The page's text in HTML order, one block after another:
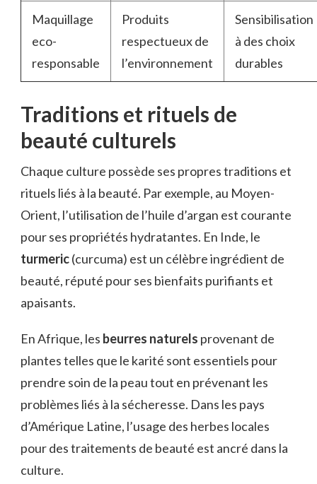
Maquillage
eco-
responsable
Produits
respectueux de
l’environnement
Sensibilisation
à des choix
durables
Traditions et rituels de
beauté culturels
Chaque culture possède ses propres traditions et
rituels liés à la beauté. Par exemple, au Moyen-
Orient, l’utilisation de l’huile d’argan est courante
pour ses propriétés hydratantes. En Inde, le
turmeric(curcuma) est un célèbre ingrédient de
beauté, réputé pour ses bienfaits purifiants et
apaisants.
En Afrique, les beurres naturels provenant de
plantes telles que le karité sont essentiels pour
prendre soin de la peau tout en prévenant les
problèmes liés à la sécheresse. Dans les pays
d’Amérique Latine, l’usage des herbes locales
pour des traitements de beauté est ancré dans la
culture.